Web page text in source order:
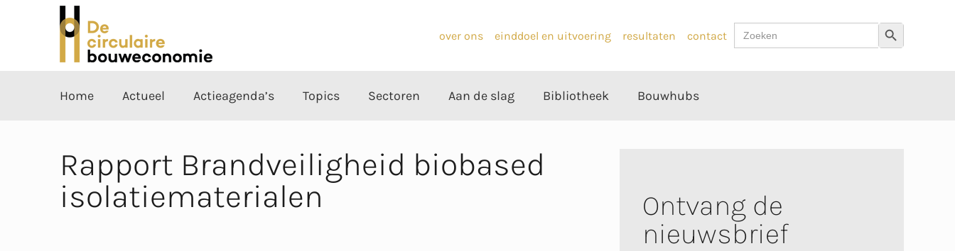
over ons einddoel en uitvoering resultaten contact
Zoek
naar:
Zoekknop
Home Actueel Actieagenda’s Topics Sectoren Aan de slag Bibliotheek Bouwhubs
Rapport Brandveiligheid biobased
isolatiematerialen
Ontvang de
nieuwsbrief